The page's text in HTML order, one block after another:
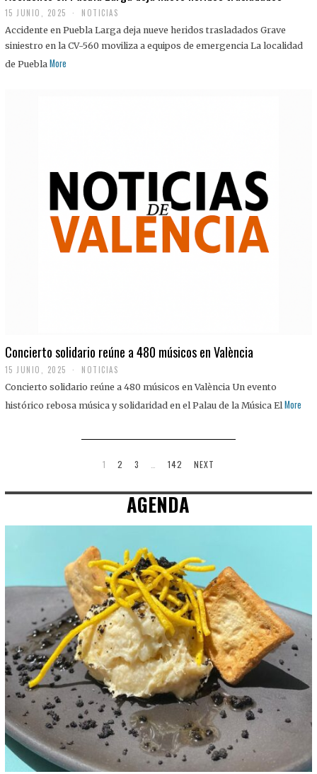
15 JUNIO, 2025 NOTICIAS
Accidente en Puebla Larga deja nueve heridos trasladados Grave
siniestro en la CV-560 moviliza a equipos de emergencia La localidad
de Puebla More
Concierto solidario reúne a 480 músicos en València
15 JUNIO, 2025 NOTICIAS
Concierto solidario reúne a 480 músicos en València Un evento
histórico rebosa música y solidaridad en el Palau de la Música El More
1 2 3 142 NEXT
AGENDA